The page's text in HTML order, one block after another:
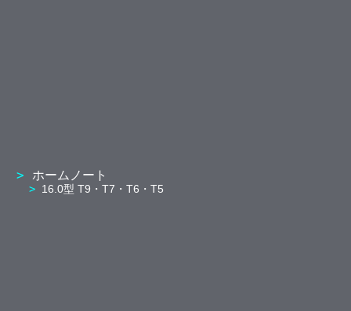
ホームノート
16.0型 T9・T7・T6・T5